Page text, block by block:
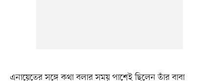
এনায়েতের সঙ্গে কথা বলার সময় পাশেই ছিলেন তাঁর বাবা